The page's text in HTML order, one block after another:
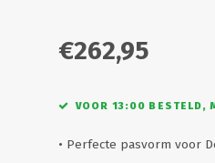
€262,95
VOOR 13:00 BESTELD,
• Perfecte pasvorm voor